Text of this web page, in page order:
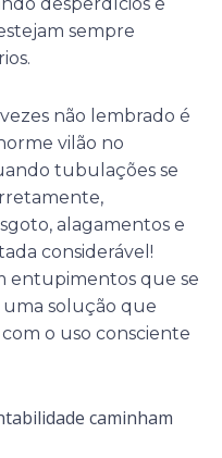
sempre
não lembrado é
vilão no
tubulações se
alagamentos e
considerável!
entupimentos que se
uma solução que
o uso consciente
caminham